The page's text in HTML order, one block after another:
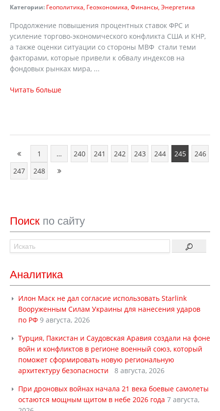
Категории: Геополитика Геоэкономика Финансы Энергетика
Продолжение повышения процентных ставок ФРС и
усиление торгово-экономического конфликта США и КНР,
а также оценки ситуации со стороны МВФ стали теми
факторами, которые привели к обвалу индексов на
фондовых рынках мира, ...
Читать больше
1 … 240 241 242 243 244 245
246
247
248
Поиск по сайту
Аналитика
Илон Маск не дал согласие использовать Starlink
Вооруженным Силам Украины для нанесения ударов
по РФ 9 августа, 2026
Турция, Пакистан и Саудовская Аравия создали на фоне
войн и конфликтов в регионе военный союз, который
поможет сформировать новую региональную
архитектуру безопасности
8 августа, 2026
При дроновых войнах начала 21 века боевые самолеты
остаются мощным щитом в небе 2026 года 7 августа,